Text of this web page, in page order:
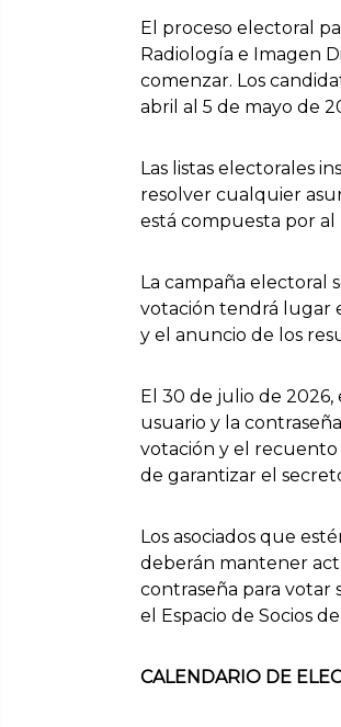
El proceso electoral
Radiología e Imagen
comenzar. Los
abril al 5 de mayo de
Las listas electorales
resolver cualquier
está compuesta por al
La campaña electoral
votación tendrá lugar
y el anuncio de los
El 30 de julio de
usuario y la
votación y el recuento
de garantizar el
Los asociados que
deberán mantener
contraseña para votar
el Espacio de Socios
CALENDARIO DE